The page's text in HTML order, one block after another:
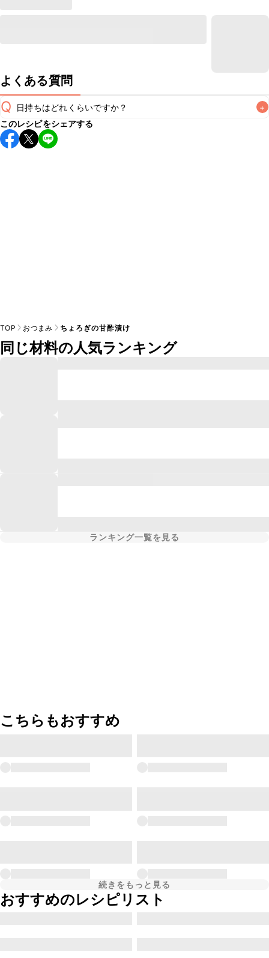
よくある質問
Q 日持ちはどれくらいですか？ +
保存期間は冷蔵で4~5日が目安です。なるべくお早めにお召
し上がりください。
このレシピをシェアする
TOP おつまみ ちょろぎの甘酢漬け
同じ材料の人気ランキング
ランキング一覧を見る
こちらもおすすめ
続きをもっと見る
おすすめのレシピリスト